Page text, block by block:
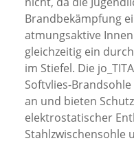
Brandbekämpfung
atmungsaktive
gleichzeitig ein
im Stiefel. Die
Softvlies-
an und bieten
elektrostatischer
Stahlzwischensohle